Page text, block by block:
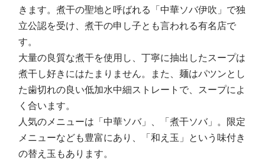
きます。煮干の聖地と呼ばれる「中華ソバ伊吹」で独
立公認を受け、煮干の申し子とも言われる有名店で
す。
大量の良質な煮干を使用し、丁寧に抽出したスープは
煮干し好きにはたまりません。また、麺はパツンとし
た歯切れの良い低加水中細ストレートで、スープによ
く合います。
人気のメニューは「中華ソバ」、「煮干ソバ」。限定
メニューなども豊富にあり、「和え玉」という味付き
の替え玉もあります。